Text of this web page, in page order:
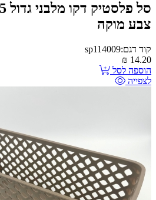
צבע מוקה
קוד דגם:sp114009
14.20
₪
הוספה לסל
לצפייה